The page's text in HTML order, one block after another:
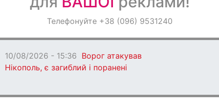
ОголошенняТелефонуйте +38 (096) 9531240
10/08/2026 - 15:36 Ворог атакував
Нікополь, є загиблий і поранені